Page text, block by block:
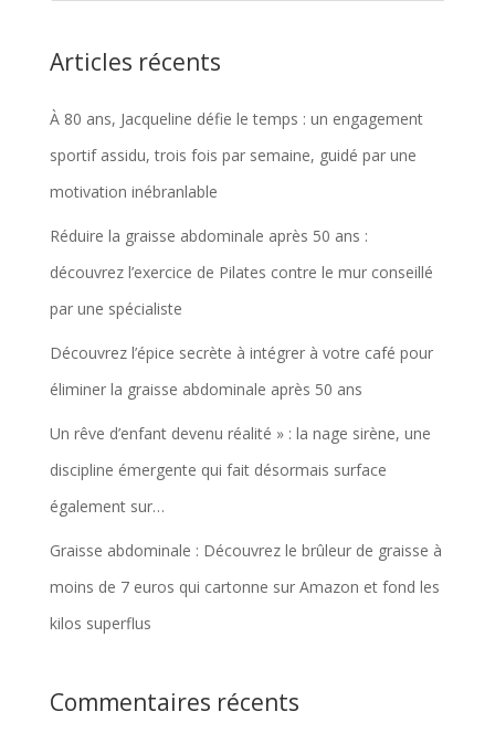
Articles récents
À 80 ans, Jacqueline défie le temps : un engagement
sportif assidu, trois fois par semaine, guidé par une
motivation inébranlable
Réduire la graisse abdominale après 50 ans :
découvrez l’exercice de Pilates contre le mur conseillé
par une spécialiste
Découvrez l’épice secrète à intégrer à votre café pour
éliminer la graisse abdominale après 50 ans
Un rêve d’enfant devenu réalité » : la nage sirène, une
discipline émergente qui fait désormais surface
également sur…
Graisse abdominale : Découvrez le brûleur de graisse à
moins de 7 euros qui cartonne sur Amazon et fond les
kilos superflus
Commentaires récents